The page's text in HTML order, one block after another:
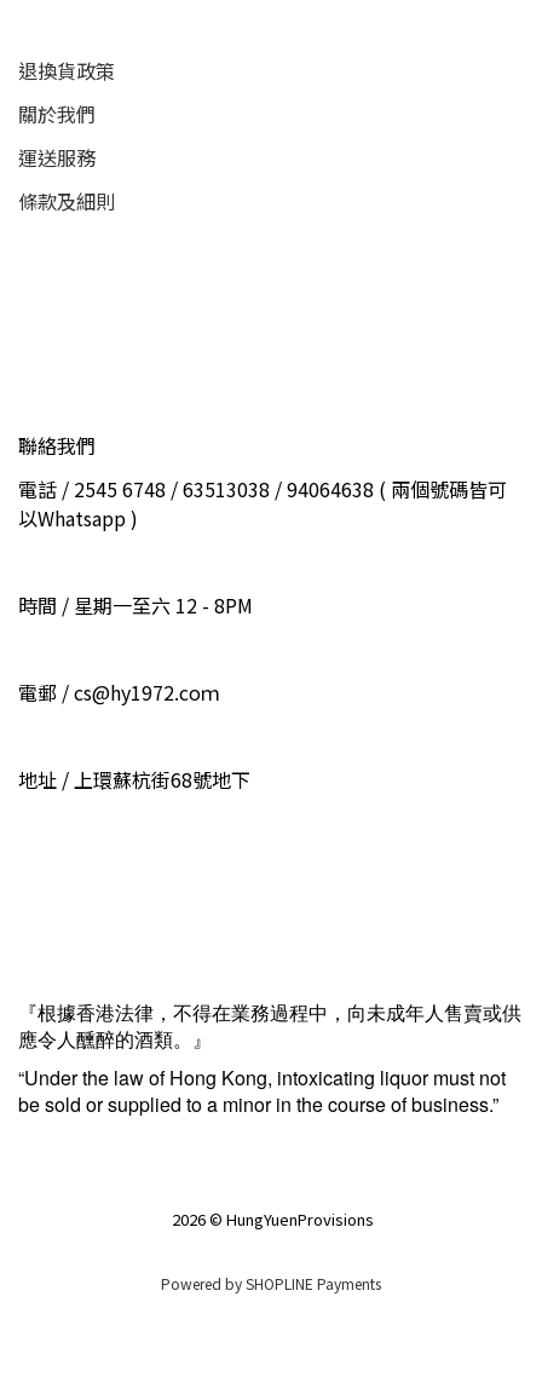
退換貨政策
關於我們
運送服務
條款及細則
聯絡我們
電話 / 2545 6748 / 63513038 / 94064638 ( 兩個號碼皆可
以Whatsapp )
時間 / 星期一至六 12 - 8PM
電郵 / cs@hy1972.coｍ
地址 / 上環蘇杭街68號地下
『根據香港法律，不得在業務過程中，向未成年人售賣或供
應令人醺醉的酒類。』
“Under the law of Hong Kong, intoxicating liquor must not
be sold or supplied to a minor in the course of business.”
2026 © HungYuenProvisions
Powered bySHOPLINE Payments